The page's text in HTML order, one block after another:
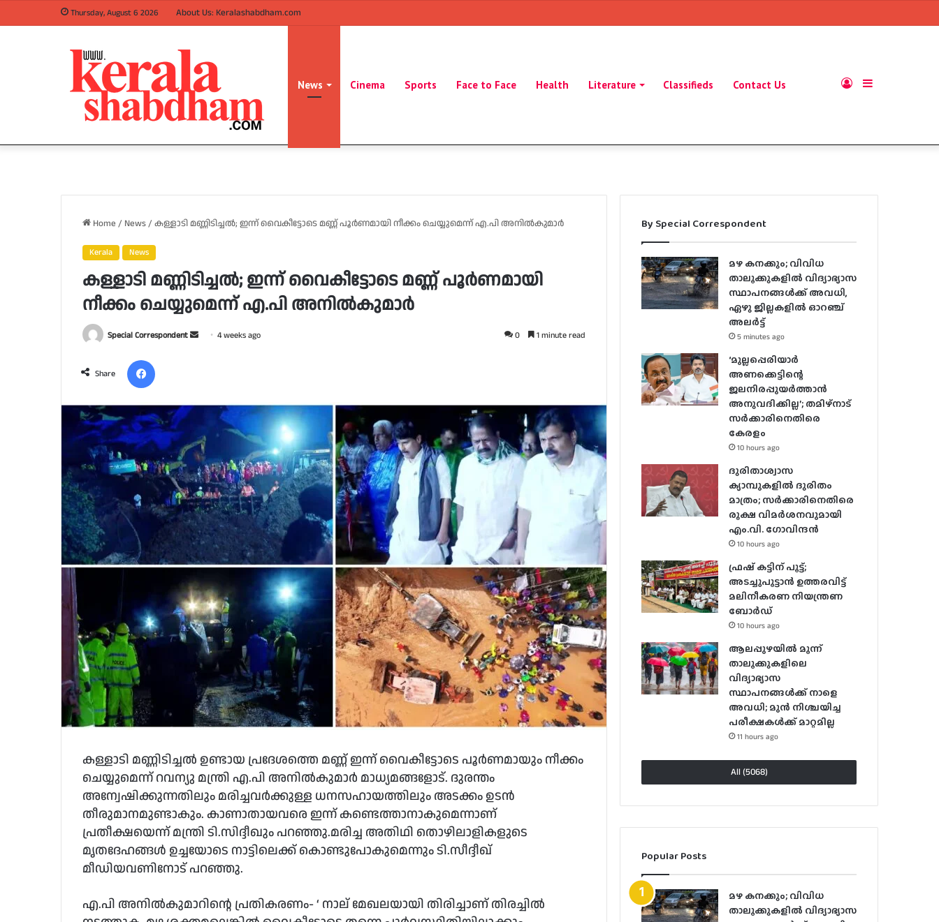
Thursday, August 6 2026 About Us: Keralashabdham.com
News Cinema Sports Face to Face Health Literature Classifieds Contact Us Sidebar
Log
Home / News/കള്ളാടി മണ്ണിടിച്ചൽ; ഇന്ന് വൈകീട്ടോടെ മണ്ണ് പൂർണമായി നീക്കം ചെയ്യുമെന്ന് എ.പി അനിൽകുമാർ
Kerala News
കള്ളാടി മണ്ണിടിച്ചൽ; ഇന്ന് വൈകീട്ടോടെ മണ്ണ് പൂർണമായി
നീക്കം ചെയ്യുമെന്ന് എ.പി അനിൽകുമാർ
Special Correspondent
Send 4 weeks ago 0 1 minute read
Share
കള്ളാടി മണ്ണിടിച്ചൽ ഉണ്ടായ പ്രദേശത്തെ മണ്ണ് ഇന്ന് വൈകീട്ടോടെ പൂർണമായും നീക്കം
ചെയ്യുമെന്ന് റവന്യു മന്ത്രി എ.പി അനിൽകുമാർ മാധ്യമങ്ങളോട്. ദുരന്തം
അന്വേഷിക്കുന്നതിലും മരിച്ചവർക്കുള്ള ധനസഹായത്തിലും അടക്കം ഉടൻ
തീരുമാനമുണ്ടാകും. കാണാതായവരെ ഇന്ന് കണ്ടെത്താനാകുമെന്നാണ്
പ്രതീക്ഷയെന്ന് മന്ത്രി ടി.സിദ്ദീഖും പറഞ്ഞു.മരിച്ച അതിഥി തൊഴിലാളികളുടെ
മൃതദേഹങ്ങൾ ഉച്ചയോടെ നാട്ടിലെക്ക് കൊണ്ടുപോകുമെന്നും ടി.സീദ്ദീഖ്
മീഡിയവണിനോട് പറഞ്ഞു.
എ.പി അനിൽകുമാറിന്റെ പ്രതികരണം- ‘ നാല് മേഖലയായി തിരിച്ചാണ് തിരച്ചിൽ
By Special Correspondent
മഴ കനക്കും; വിവിധ
താലൂക്കുകളില്‍ വിദ്യാഭ്യാസ
സ്ഥാപനങ്ങള്‍ക്ക് അവധി,
ഏഴു ജില്ലകളില്‍ ഓറഞ്ച്
അലർ‌ട്ട്
5 minutes ago
‘മുല്ലപ്പെരിയാർ
അണക്കെട്ടിന്റെ
ജലനിരപ്പുയർത്താൻ
അനുവദിക്കില്ല’; തമിഴ്‌നാട്
സർക്കാരിനെതിരെ
കേരളം
10 hours ago
ദുരിതാശ്വാസ
ക്യാമ്പുകളിൽ ദുരിതം
മാത്രം; സർക്കാരിനെതിരെ
രൂക്ഷ വിമർശനവുമായി
എം.വി. ഗോവിന്ദൻ
10 hours ago
ഫ്രഷ് കട്ടിന് പൂട്ട്;
അടച്ചുപൂട്ടാന്‍ ഉത്തരവിട്ട്
മലിനീകരണ നിയന്ത്രണ
ബോര്‍ഡ്
10 hours ago
ആലപ്പുഴയിൽ മൂന്ന്
താലൂക്കുകളിലെ
വിദ്യാഭ്യാസ
സ്ഥാപനങ്ങൾക്ക് നാളെ
അവധി; മുൻ നിശ്ചയിച്ച
പരീക്ഷകൾക്ക് മാറ്റമില്ല
11 hours ago
All (5068)
Popular Posts
മഴ കനക്കും; വിവിധ
താലൂക്കുകളില്‍ വിദ്യാഭ്യാസ